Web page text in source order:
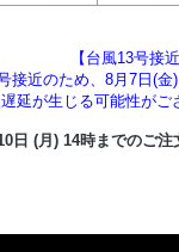
【台風13号接
接近のため、8月7日(金
延が生じる可能性がご
日 (月) 14時までのご注